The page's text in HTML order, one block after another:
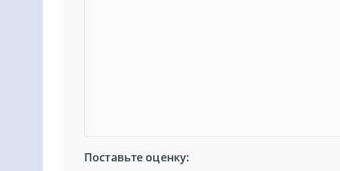
Поставьте оценку: